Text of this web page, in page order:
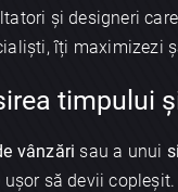
și designeri
îți maximizezi
timpului
vânzări sau a unui
să devii